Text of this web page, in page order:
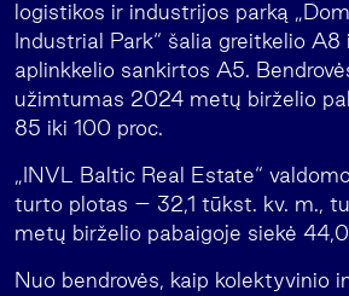
logistikos ir industrijos parką
Industrial Park“ šalia greitkelio A8
aplinkkelio sankirtos A5.
užimtumas 2024 metų birželio
85 iki 100 proc.
„INVL Baltic Real Estate“
turto plotas – 32,1 tūkst. kv. m.,
metų birželio pabaigoje siekė
Nuo bendrovės, kaip kolektyvinio